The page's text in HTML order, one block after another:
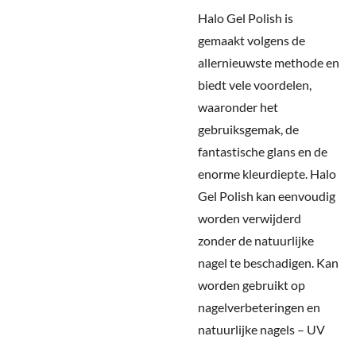
Halo Gel Polish is
gemaakt volgens de
allernieuwste methode en
biedt vele voordelen,
waaronder het
gebruiksgemak, de
fantastische glans en de
enorme kleurdiepte. Halo
Gel Polish kan eenvoudig
worden verwijderd
zonder de natuurlijke
nagel te beschadigen. Kan
worden gebruikt op
nagelverbeteringen en
natuurlijke nagels – UV